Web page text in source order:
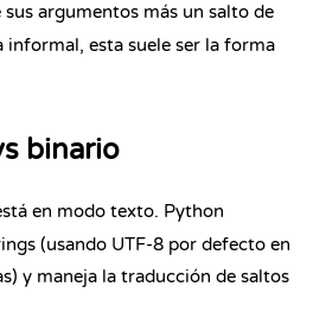
sus argumentos más un salto de
informal, esta suele ser la forma
binario
en modo texto. Python
(usando UTF-8 por defecto en
y maneja la traducción de saltos